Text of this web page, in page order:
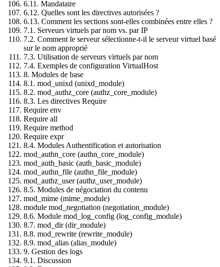
6.11. Mandataire
6.12. Quelles sont les directives autorisées ?
6.13. Comment les sections sont-elles combinées entre elles ?
7.1. Serveurs virtuels par nom vs. par IP
7.2. Comment le serveur sélectionne-t-il le serveur virtuel basé
sur le nom approprié
7.3. Utilisation de serveurs virtuels par nom
7.4. Exemples de configuration VirtualHost
8. Modules de base
8.1. mod_unixd (unixd_module)
8.2. mod_authz_core (authz_core_module)
8.3. Les directives Require
Require env
Require all
Require method
Require expr
8.4. Modules Authentification et autorisation
mod_authn_core (authn_core_module)
mod_auth_basic (auth_basic_module)
mod_authn_file (authn_file_module)
mod_authz_user (authz_user_module)
8.5. Modules de négociation du contenu
mod_mime (mime_module)
module mod_negotiation (negotiation_module)
8.6. Module mod_log_config (log_config_module)
8.7. mod_dir (dir_module)
8.8. mod_rewrite (rewrite_module)
8.9. mod_alias (alias_module)
9. Gestion des logs
9.1. Discussion